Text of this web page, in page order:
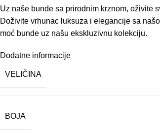
Uz naše bunde sa prirodnim krznom, oživite
Doživite vrhunac luksuza i elegancije sa
moć bunde uz našu ekskluzivnu kolekciju.
Dodatne informacije
VELIČINA
BOJA